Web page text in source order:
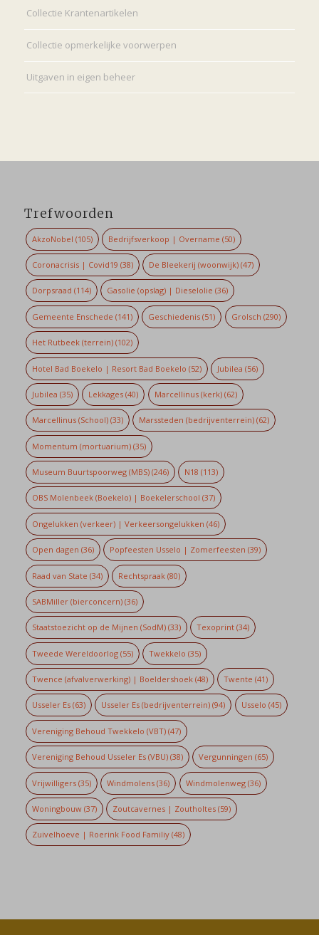
Collectie Krantenartikelen
Collectie opmerkelijke voorwerpen
Uitgaven in eigen beheer
Trefwoorden
AkzoNobel (105) Bedrijfsverkoop | Overname (50)
Coronacrisis | Covid19 (38) De Bleekerij (woonwijk) (47)
Dorpsraad (114) Gasolie (opslag) | Dieselolie (36)
Gemeente Enschede (141) Geschiedenis (51) Grolsch (290)
Het Rutbeek (terrein)(102)
Hotel Bad Boekelo | Resort Bad Boekelo (52) Jubilea (56)
Jubilea (35) Lekkages (40) Marcellinus (kerk)(62)
Marcellinus (School)(33) Marssteden (bedrijventerrein) (62)
Momentum (mortuarium)(35)
Museum Buurtspoorweg (MBS)(246) N18 (113)
OBS Molenbeek (Boekelo) | Boekelerschool (37)
Ongelukken (verkeer) | Verkeersongelukken (46)
Open dagen (36) Popfeesten Usselo | Zomerfeesten (39)
Raad van State (34) Rechtspraak (80)
SABMiller (bierconcern)(36)
Staatstoezicht op de Mijnen (SodM)(33) Texoprint (34)
Tweede Wereldoorlog(55) Twekkelo (35)
Twence (afvalverwerking) | Boeldershoek(48) Twente (41)
Usseler Es(63) Usseler Es (bedrijventerrein) (94) Usselo (45)
Vereniging Behoud Twekkelo (VBT)(47)
Vereniging Behoud Usseler Es (VBU)(38) Vergunningen (65)
Vrijwilligers(35) Windmolens (36) Windmolenweg(36)
Woningbouw(37) Zoutcavernes | Zoutholtes (59)
Zuivelhoeve | Roerink Food Familiy(48)